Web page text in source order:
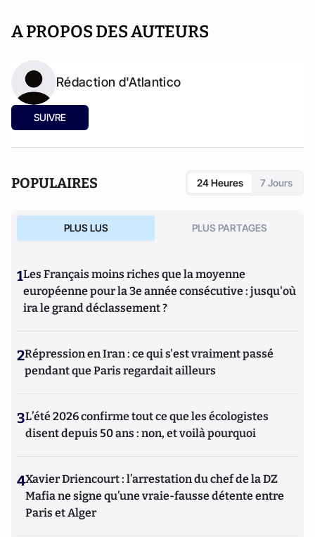
A PROPOS DES AUTEURS
Rédaction d'Atlantico
SUIVRE
POPULAIRES 24 Heures 7 Jours
PLUS LUS PLUS PARTAGES
1Les Français moins riches que la moyenne
européenne pour la 3e année consécutive : jusqu'où
ira le grand déclassement ?
2Répression en Iran : ce qui s'est vraiment passé
pendant que Paris regardait ailleurs
3L’été 2026 confirme tout ce que les écologistes
disent depuis 50 ans : non, et voilà pourquoi
4Xavier Driencourt : l’arrestation du chef de la DZ
Mafia ne signe qu’une vraie-fausse détente entre
Paris et Alger